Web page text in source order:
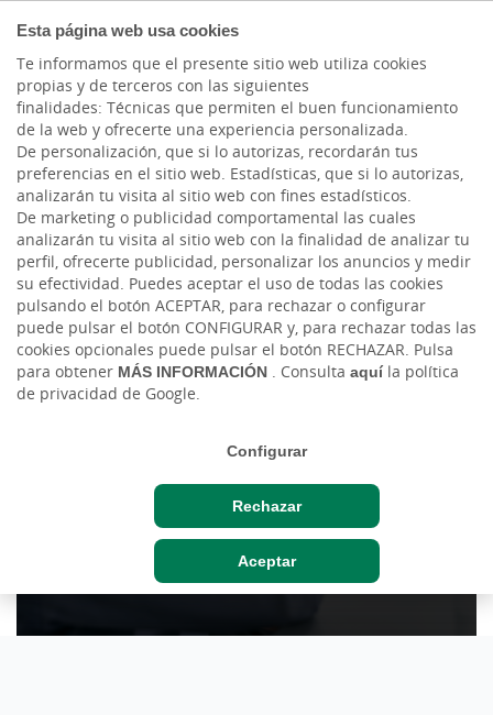
Esta página web usa cookies
Te informamos que el presente sitio web utiliza cookies
propias y de terceros con las siguientes
finalidades: Técnicas que permiten el buen funcionamiento
de la web y ofrecerte una experiencia personalizada.
De personalización, que si lo autorizas, recordarán tus
preferencias en el sitio web. Estadísticas, que si lo autorizas,
analizarán tu visita al sitio web con fines estadísticos.
De marketing o publicidad comportamental las cuales
analizarán tu visita al sitio web con la finalidad de analizar tu
perfil, ofrecerte publicidad, personalizar los anuncios y medir
su efectividad. Puedes aceptar el uso de todas las cookies
pulsando el botón ACEPTAR, para rechazar o configurar
puede pulsar el botón CONFIGURAR y, para rechazar todas las
cookies opcionales puede pulsar el botón RECHAZAR. Pulsa
para obtener MÁS INFORMACIÓN . Consulta aquíla política
de privacidad de Google.
Configurar
Rechazar
Aceptar
Medidas Autónomos y Empresas